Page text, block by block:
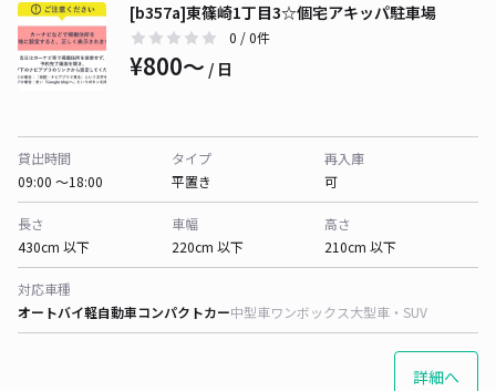
[b357a]東篠崎1丁目3☆個宅アキッパ駐車場
0 / 0件
¥800〜 / 日
貸出時間
09:00 〜18:00
タイプ
平置き
再入庫
可
長さ
430cm 以下
車幅
220cm 以下
高さ
210cm 以下
対応車種
オートバイ軽自動車コンパクトカー中型車ワンボックス大型車・SUV
詳細へ